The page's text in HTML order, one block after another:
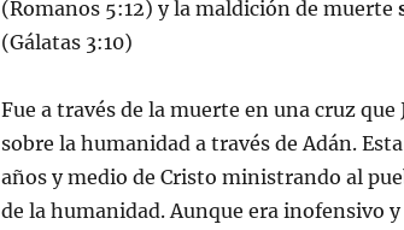
(Romanos 5:12) y la maldición de muerte
(Gálatas 3:10)
Fue a través de la muerte en una cruz que
sobre la humanidad a través de Adán.
años y medio de Cristo ministrando al
de la humanidad. Aunque era inofensivo